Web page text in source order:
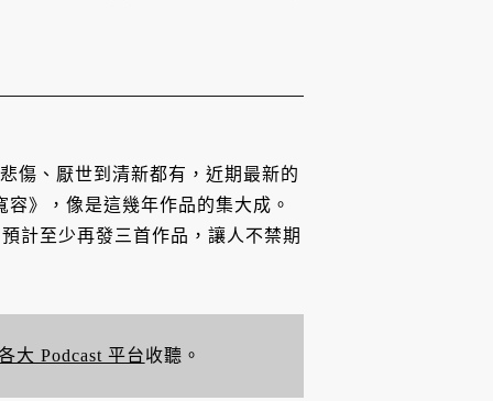
、厭世到清新都有，近期最新的
》，像是這幾年作品的集大成。
計至少再發三首作品，讓人不禁期
大 Podcast 平台收聽。